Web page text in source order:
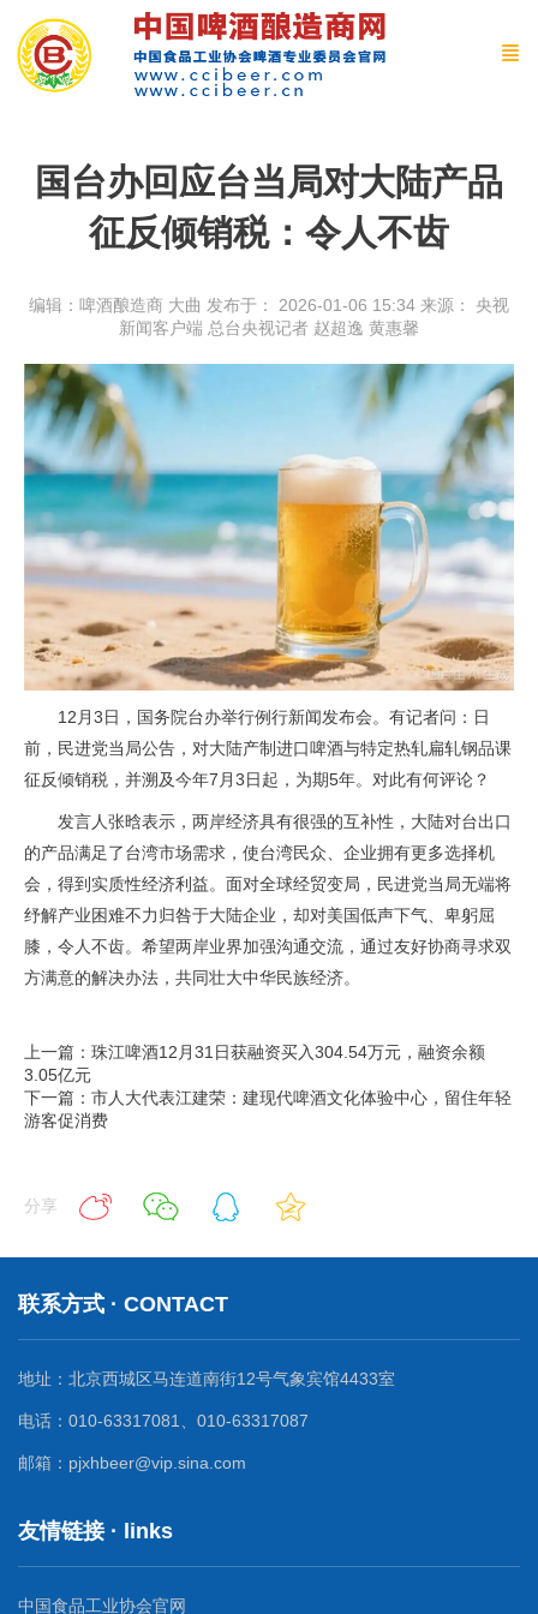
国台办回应台当局对大陆产品
征反倾销税：令人不齿
编辑：啤酒酿造商 大曲 发布于： 2026-01-06 15:34 来源： 央视
新闻客户端 总台央视记者 赵超逸 黄惠馨
12月3日，国务院台办举行例行新闻发布会。有记者问：日
前，民进党当局公告，对大陆产制进口啤酒与特定热轧扁轧钢品课
征反倾销税，并溯及今年7月3日起，为期5年。对此有何评论？
发言人张晗表示，两岸经济具有很强的互补性，大陆对台出口
的产品满足了台湾市场需求，使台湾民众、企业拥有更多选择机
会，得到实质性经济利益。面对全球经贸变局，民进党当局无端将
纾解产业困难不力归咎于大陆企业，却对美国低声下气、卑躬屈
膝，令人不齿。希望两岸业界加强沟通交流，通过友好协商寻求双
方满意的解决办法，共同壮大中华民族经济。
上一篇：珠江啤酒12月31日获融资买入304.54万元，融资余额
3.05亿元
下一篇：市人大代表江建荣：建现代啤酒文化体验中心，留住年轻
游客促消费
分享
联系方式 · CONTACT
地址：北京西城区马连道南街12号气象宾馆4433室
电话：010-63317081、010-63317087
邮箱：pjxhbeer@vip.sina.com
友情链接 · links
中国食品工业协会官网